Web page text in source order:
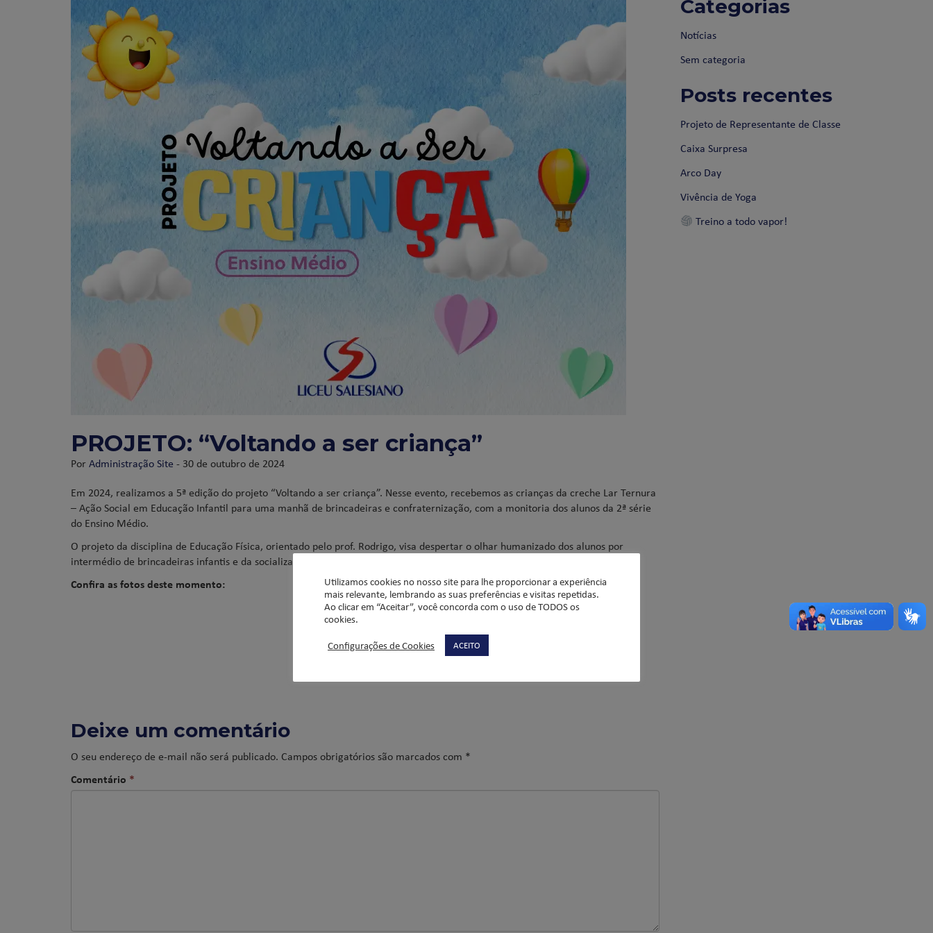
PROJETO: “Voltando a ser criança”
PorAdministração Site - 30 de outubro de 2024
Em 2024, realizamos a 5ª edição do projeto “Voltando a ser criança”. Nesse evento, recebemos as crianças da creche Lar Ternura
– Ação Social em Educação Infantil para uma manhã de brincadeiras e confraternização, com a monitoria dos alunos da 2ª série
do Ensino Médio.
O projeto da disciplina de Educação Física, orientado pelo prof. Rodrigo, visa despertar o olhar humanizado dos alunos por
intermédio de brincadeiras infantis e da socialização entre eles.
Confira as fotos deste momento:
Deixe um comentário
O seu endereço de e-mail não será publicado. Campos obrigatórios são marcados com *
Comentário *
Categorias
Notícias
Sem categoria
Posts recentes
Projeto de Representante de Classe
Caixa Surpresa
Arco Day
Vivência de Yoga
Treino a todo vapor!
Utilizamos cookies no nosso site para lhe proporcionar a experiência
mais relevante, lembrando as suas preferências e visitas repetidas.
Ao clicar em “Aceitar”, você concorda com o uso de TODOS os
cookies.
Configurações de Cookies
ACEITO